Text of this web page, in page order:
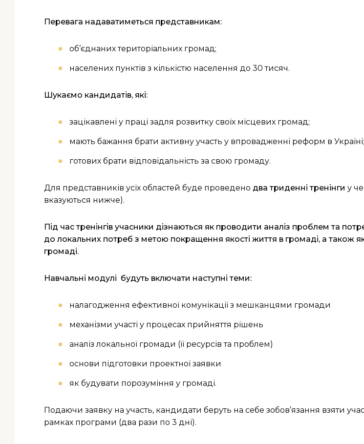
Перевага надаватиметься представникам:
об’єднаних територіальних громад;
населених пунктів з кількістю населення до 30 тисяч.
Шукаємо кандидатів, які:
зацікавлені у праці задля розвитку своїх місцевих громад;
мають бажання брати активну участь у впровадженні реформ в Україні;
готових брати відповідальність за свою громаду.
Для представників усіх областей буде проведено два триденні тренінги у
вказуються нижче).
Під час тренінгів учасники дізнаються як проводити аналіз проблем та
до локальних потреб з метою покращення якості життя в громаді, а також
громаді.
Навчальні модулі будуть включати наступні теми:
налагодження ефективної комунікації з мешканцями громади
механізми участі у процесах прийняття рішень
аналіз локальної громади (її ресурсів та проблем)
основи підготовки проектної заявки
як будувати порозуміння у громаді.
Подаючи заявку на участь, кандидати беруть на себе зобов’язання взяти
рамках програми (два рази по 3 дні).